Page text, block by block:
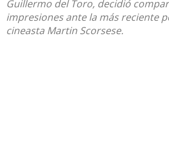
Guillermo del Toro, decidió
impresiones ante la más reciente
cineasta Martin Scorsese.